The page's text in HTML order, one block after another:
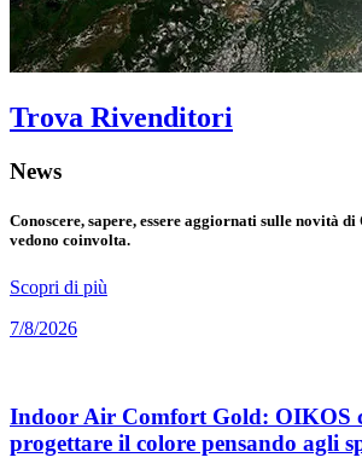
Trova Rivenditori
News
Conoscere, sapere, essere aggiornati sulle novità
vedono coinvolta.
Scopri di più
7/8/2026
Indoor Air Comfort Gold: OIKOS
progettare il colore pensando agli